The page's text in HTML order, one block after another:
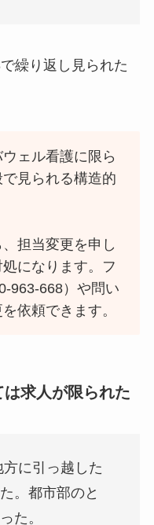
繰り返し見られた
ェル看護に限ら
見られる構造的
担当変更を申し
になります。フ
963-668）や問い
依頼できます。
求人が限られた
に引っ越した
。都市部のと
た。